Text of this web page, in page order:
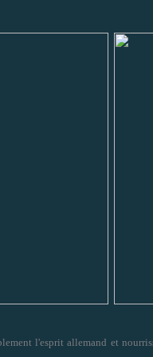
l'esprit allemand et